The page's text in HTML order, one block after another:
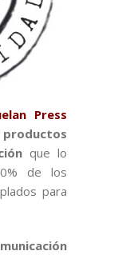
Press
productos
que lo
de los
para